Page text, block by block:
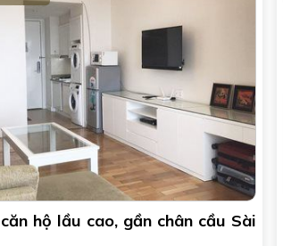
hộ lầu cao, gần chân cầu Sài